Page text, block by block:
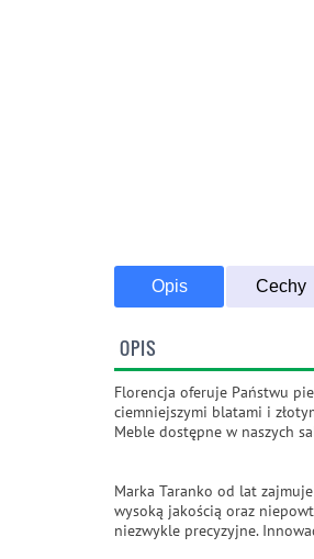
Opis Cechy
OPIS
Florencja oferuje Państwu
ciemniejszymi blatami i
Meble dostępne w naszych
Marka Taranko od lat
wysoką jakością oraz
niezwykle precyzyjne.